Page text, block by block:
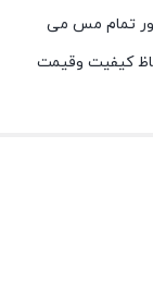
۱۴۰۰ می باشد.موتور تمام مس می
کیفیت وقیمت